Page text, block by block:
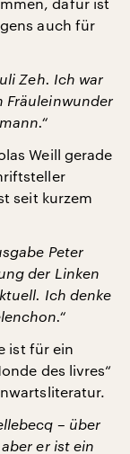
auch für
Zeh. Ich war
Fräuleinwunder
Weill gerade
seit kurzem
Peter
der Linken
Ich denke
ist für ein
des livres“
– über
er ist ein